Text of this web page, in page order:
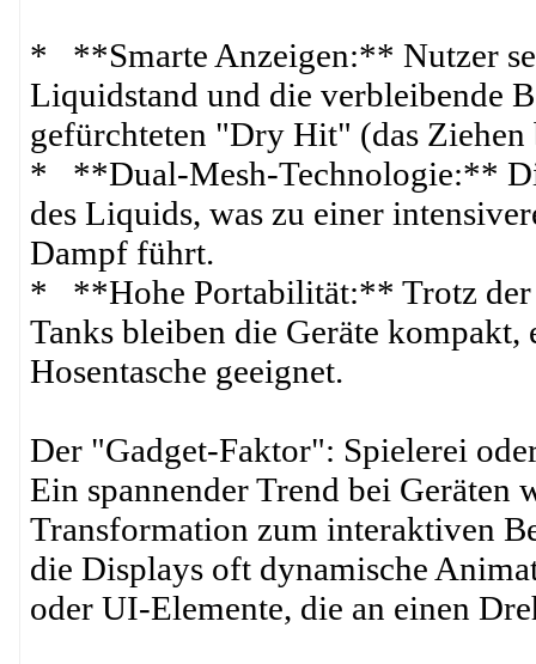
* **Smarte Anzeigen:** Nutzer
Liquidstand und die verbleibende
gefürchteten "Dry Hit" (das Ziehen
* **Dual-Mesh-Technologie:**
des Liquids, was zu einer
Dampf führt.
* **Hohe Portabilität:** Trotz der
Tanks bleiben die Geräte
Hosentasche geeignet.
Der "Gadget-Faktor": Spielerei
Ein spannender Trend bei
Transformation zum interaktiven
die Displays oft dynamische
oder UI-Elemente, die an einen